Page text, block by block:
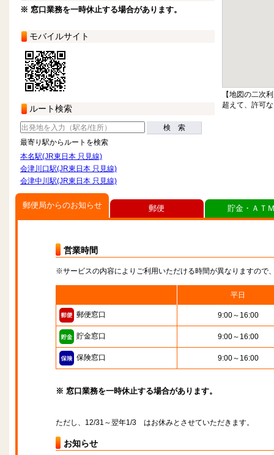
※ 窓口業務を一時休止する場合があります。
モバイルサイト
ルート検索
検 索
最寄り駅からルートを検索
本名駅(JR東日本 只見線)
会津川口駅(JR東日本 只見線)
会津中川駅(JR東日本 只見線)
【地図の二次
超えて、許可
郵便局からのお知らせ
営業時間
※サービスの内容によりご利用いただける時間が異なりますので
平日
郵便窓口 9:00～16:00
貯金窓口 9:00～16:00
保険窓口 9:00～16:00
※ 窓口業務を一時休止する場合があります。
ただし、12/31～翌年1/3 はお休みとさせていただきます。
お知らせ
郵便 貯金・ＡＴ